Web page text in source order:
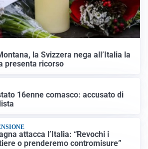
la Svizzera nega all’Italia la
presenta ricorso
16enne comasco: accusato di
attacca l’Italia: “Revochi i
o prenderemo contromisure”